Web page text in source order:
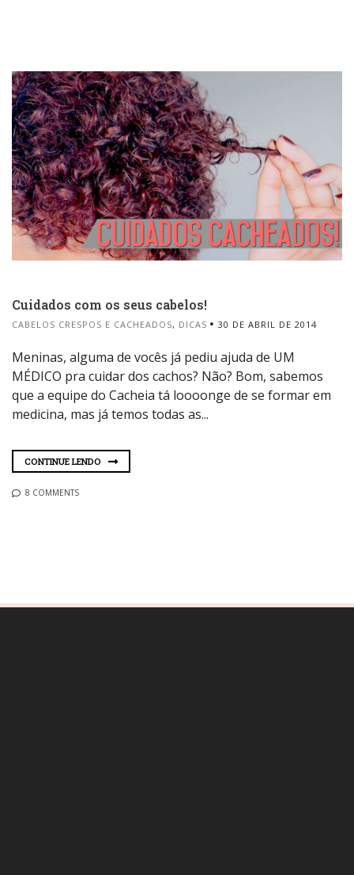
Cuidados com os seus cabelos!
CABELOS CRESPOS E CACHEADOS, DICAS 30 DE ABRIL DE 2014
Meninas, alguma de vocês já pediu ajuda de UM
MÉDICO pra cuidar dos cachos? Não? Bom, sabemos
que a equipe do Cacheia tá loooonge de se formar em
medicina, mas já temos todas as...
CONTINUE LENDO
8 COMMENTS